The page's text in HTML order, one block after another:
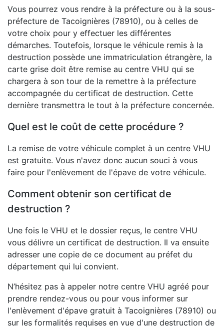
Vous pourrez vous rendre à la préfecture ou à la sous-
préfecture de Tacoignières (78910), ou à celles de
votre choix pour y effectuer les différentes
démarches. Toutefois, lorsque le véhicule remis à la
destruction possède une immatriculation étrangère, la
carte grise doit être remise au centre VHU qui se
chargera à son tour de la remettre à la préfecture
accompagnée du certificat de destruction. Cette
dernière transmettra le tout à la préfecture concernée.
Quel est le coût de cette procédure ?
La remise de votre véhicule complet à un centre VHU
est gratuite. Vous n'avez donc aucun souci à vous
faire pour l'enlèvement de l'épave de votre véhicule.
Comment obtenir son certificat de
destruction ?
Une fois le VHU et le dossier reçus, le centre VHU
vous délivre un certificat de destruction. Il va ensuite
adresser une copie de ce document au préfet du
département qui lui convient.
N’hésitez pas à appeler notre centre VHU agréé pour
prendre rendez-vous ou pour vous informer sur
l'enlèvement d'épave gratuit à Tacoignières (78910) ou
sur les formalités requises en vue d'une destruction de